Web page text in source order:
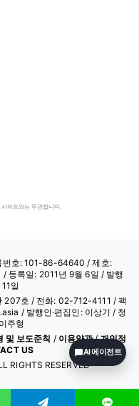
이트와는 무관합니다.
번호: 101-86-64640 / 제호:
등록일: 2011년 9월 6일 / 발행
일
207호 / 전화: 02-712-4111 / 팩
/ 발행인·편집인: 이상기 / 청
주형
및 보도준칙 / 이용약관/개인정
US
RIGHTS RESERVED
AI 에이전트